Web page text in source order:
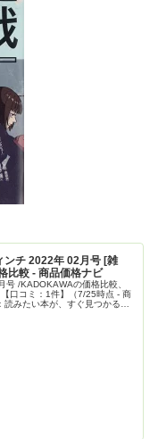
ンチ 2022年 02月号 [雑
比較 - 商品価格ナビ
/KADOKAWAの価格比較、
口コミ：1件】（7/25時点 - 商
読みたい本が、すぐ見つかる、